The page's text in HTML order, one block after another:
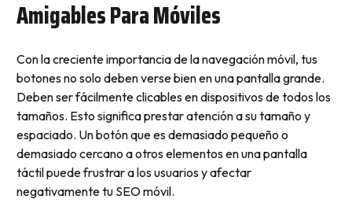
Amigables Para Móviles
Con la creciente importancia de la navegación móvil, tus
botones no solo deben verse bien en una pantalla grande.
Deben ser fácilmente clicables en dispositivos de todos los
tamaños. Esto significa prestar atención a su tamaño y
espaciado. Un botón que es demasiado pequeño o
demasiado cercano a otros elementos en una pantalla
táctil puede frustrar a los usuarios y afectar
negativamente tu SEO móvil.